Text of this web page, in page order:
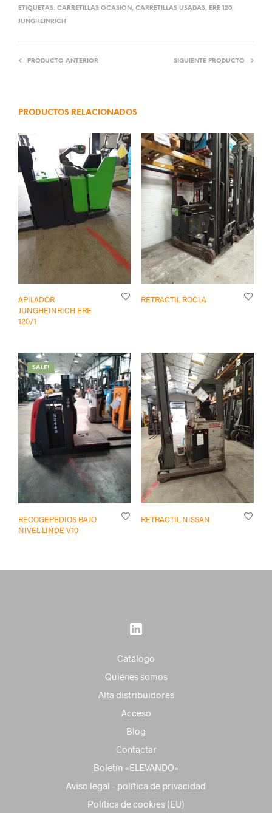
ETIQUETAS: CARRETILLAS OCASION , CARRETILLAS USADAS, ERE 120,
JUNGHEINRICH
PRODUCTO ANTERIOR SIGUIENTE PRODUCTO
PRODUCTOS RELACIONADOS
APILADOR
JUNGHEINRICH ERE
120/1
RETRACTIL ROCLA
SALE!
RECOGEPEDIOS BAJO
NIVEL LINDE V10
RETRACTIL NISSAN
Catálogo
Quiénes somos
Alta distribuidores
Acceso
Blog
Contactar
Boletín «ELEVANDO»
Aviso legal – política de privacidad
Política de cookies (EU)